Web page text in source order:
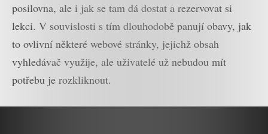
posilovna, ale i jak se tam dá dostat a rezervovat si
lekci. V souvislosti s tím dlouhodobě panují obavy, jak
to ovlivní některé webové stránky, jejichž obsah
vyhledávač využije, ale uživatelé už nebudou mít
potřebu je rozkliknout.